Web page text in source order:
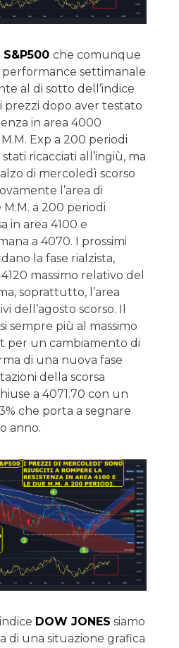
S&P500 che comunque
settimanale
al di sotto dell’indice
prezzi dopo aver testato
in area 4000
Exp a 200 periodi
ricacciati all’ingiù, ma
di mercoledì scorso
l’area di
a 200 periodi
in area 4100 e
a 4070. I prossimi
la fase rialzista,
massimo relativo del
soprattutto, l’area
dell’agosto scorso. Il
sempre più al massimo
per un cambiamento di
di una nuova fase
della scorsa
a 4071.70 con un
che porta a segnare
anno.
DOW JONES siamo
di una situazione grafica